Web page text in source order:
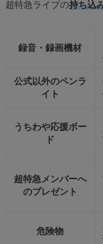
超特急ライブの持ち込
録音・録画機材
公式以外のペンラ
イト
うちわや応援ボー
ド
超特急メンバーへ
のプレゼント
危険物